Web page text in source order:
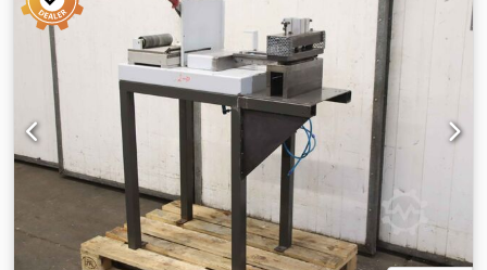
eredményeként szalagokat és lapos lemezeket állít elő,
programozható hosszúságokkal. A gyártósor számos
műveletet egyesít egy kompakt rendszerben: Tekercs
betöltése Hasítás Pontos kiegyenlítés Szervomotoros
hosszmérés Méretre vágás Kész lemez szállítása
Automatikus rakodás A gép alkalmas horganyzott acél,
előfestett acél és más bevonatos lemezanyagok
feldolgozására, melyeket HVAC rendszerekben,
tetőfedésekben, homlokzati rendszerekben, formázó
gépekben és általános lemezfeldolgozásban használnak.
Főbb jellemzők: Kombinált hasítási és méretre vágási
gyártás Teljesen automatikus működés Hidraulikus